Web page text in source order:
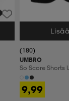
Valitse Koko
(180)
UMBRO
So Score Shorts
9,99